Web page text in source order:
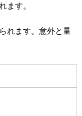
ます。
れます。意外と量